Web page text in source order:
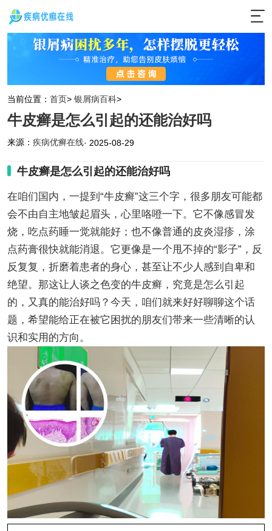
当前位置： 首页> 银屑病百科>
牛皮癣是怎么引起的还能治好吗
来源： 疾病优癣在线· 2025-08-29
牛皮癣是怎么引起的还能治好吗
在咱们国内，一提到“牛皮癣”这三个字，很多朋友可能都
会不由自主地皱起眉头，心里咯噔一下。它不像感冒发
烧，吃点药睡一觉就能好；也不像普通的皮炎湿疹，涂
点药膏很快就能消退。它更像是一个甩不掉的“影子”，反
反复复，折磨着患者的身心，甚至让不少人感到自卑和
绝望。那这让人谈之色变的牛皮癣，究竟是怎么引起
的，又真的能治好吗？今天，咱们就来好好聊聊这个话
题，希望能给正在被它困扰的朋友们带来一些清晰的认
识和实用的方向。